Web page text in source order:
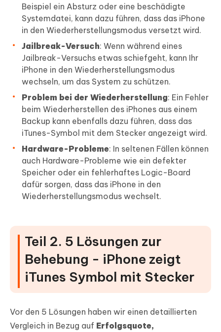
Beispiel ein Absturz oder eine beschädigte
Systemdatei, kann dazu führen, dass das iPhone
in den Wiederherstellungsmodus versetzt wird.
Jailbreak-Versuch: Wenn während eines
Jailbreak-Versuchs etwas schiefgeht, kann Ihr
iPhone in den Wiederherstellungsmodus
wechseln, um das System zu schützen.
Problem bei der Wiederherstellung: Ein Fehler
beim Wiederherstellen des iPhones aus einem
Backup kann ebenfalls dazu führen, dass das
iTunes-Symbol mit dem Stecker angezeigt wird.
Hardware-Probleme: In seltenen Fällen können
auch Hardware-Probleme wie ein defekter
Speicher oder ein fehlerhaftes Logic-Board
dafür sorgen, dass das iPhone in den
Wiederherstellungsmodus wechselt.
Teil 2. 5 Lösungen zur
Behebung - iPhone zeigt
iTunes Symbol mit Stecker
Vor den 5 Lösungen haben wir einen detaillierten
Vergleich in Bezug auf Erfolgsquote,